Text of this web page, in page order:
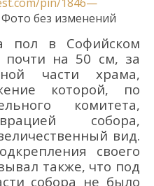
Фото без изменений
пол в Софийском
на 50 см, за
части храма,
которой, по
комитета,
собора,
вид.
своего
также, что под
собора не было